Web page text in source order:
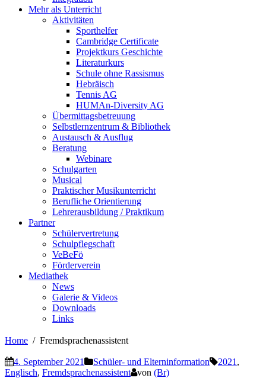
Mehr als Unterricht
Aktivitäten
Sporthelfer
Cambridge Certificate
Projektkurs Geschichte
Literaturkurs
Schule ohne Rassismus
Hebräisch
Tennis AG
HUMAn-Diversity AG
Übermittagsbetreuung
Selbstlernzentrum & Bibliothek
Austausch & Ausflug
Beratung
Webinare
Schulgarten
Musical
Praktischer Musikunterricht
Berufliche Orientierung
Lehrerausbildung / Praktikum
Partner
Schülervertretung
Schulpflegschaft
VeBeFö
Förderverein
Mediathek
News
Galerie & Videos
Downloads
Links
Home Fremdsprachenassistent
4. September 2021 Schüler- und Elterninformation 2021 ,
Englisch, Fremdsprachenassistent von (Br)